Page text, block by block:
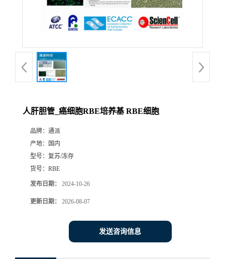
人肝胆管_癌细胞RBE培养基 RBE细胞
品牌： 通派
产地：
国内
型号： 复苏/冻存
货号： RBE
发布日期： 2024-10-26
更新日期： 2026-08-07
发送咨询信息